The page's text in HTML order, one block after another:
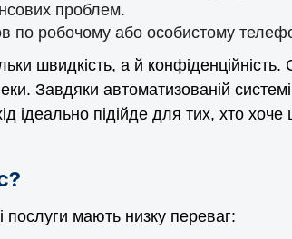
проблем.
по робочому або особистому
швидкість, а й
Завдяки автоматизованій
ідеально підійде для тих, хто
послуги мають низку переваг: